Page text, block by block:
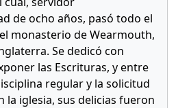
de ocho años, pasó todo el
monasterio de Wearmouth,
Se dedicó con
las Escrituras, y entre
regular y la solicitud
la iglesia, sus delicias fueron